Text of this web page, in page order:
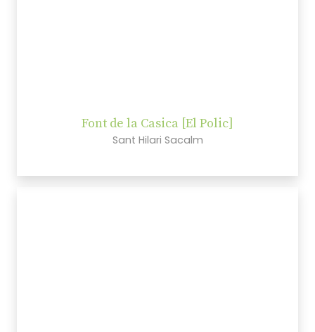
Font de la Casica [El Polic]
Sant Hilari Sacalm